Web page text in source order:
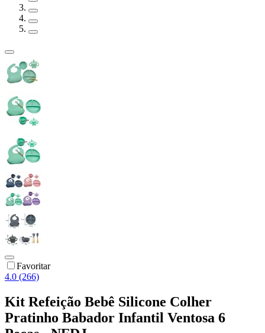
Favoritar
4.0 (266)
Kit Refeição Bebê Silicone Colher
Pratinho Babador Infantil Ventosa 6